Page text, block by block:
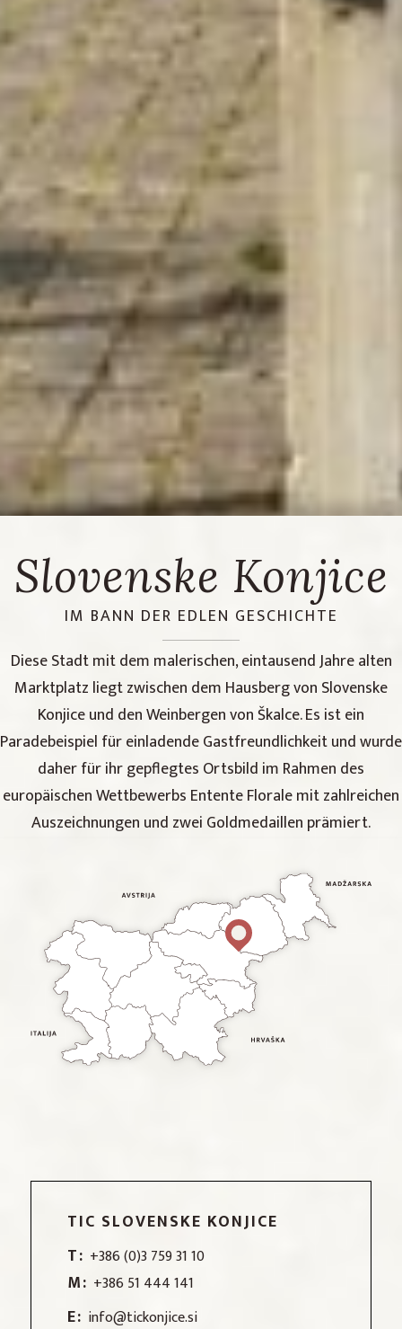
Slovenske Konjice
IM BANN DER EDLEN GESCHICHTE
Diese Stadt mit dem malerischen, eintausend Jahre alten
Marktplatz liegt zwischen dem Hausberg von Slovenske
Konjice und den Weinbergen von Škalce. Es ist ein
Paradebeispiel für einladende Gastfreundlichkeit und wurde
daher für ihr gepflegtes Ortsbild im Rahmen des
europäischen Wettbewerbs Entente Florale mit zahlreichen
Auszeichnungen und zwei Goldmedaillen prämiert.
TIC SLOVENSKE KONJICE
T: +386 (0)3 759 31 10
M: +386 51 444 141
E: info@tickonjice.si